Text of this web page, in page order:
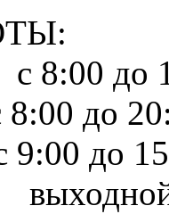
8:00 до
до
до